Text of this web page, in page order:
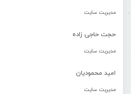
مدیریت سایت
حجت حاجی زاده
مدیریت سایت
امید محمودیان
مدیریت سایت